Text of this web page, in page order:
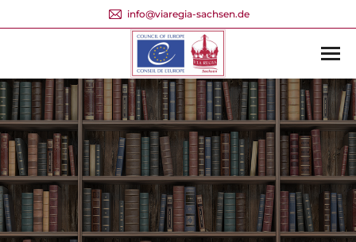
info@viaregia-sachsen.de